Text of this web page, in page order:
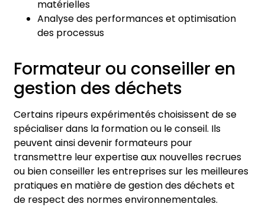
matérielles
Analyse des performances et optimisation
des processus
Formateur ou conseiller en
gestion des déchets
Certains ripeurs expérimentés choisissent de se
spécialiser dans la formation ou le conseil. Ils
peuvent ainsi devenir formateurs pour
transmettre leur expertise aux nouvelles recrues
ou bien conseiller les entreprises sur les meilleures
pratiques en matière de gestion des déchets et
de respect des normes environnementales.